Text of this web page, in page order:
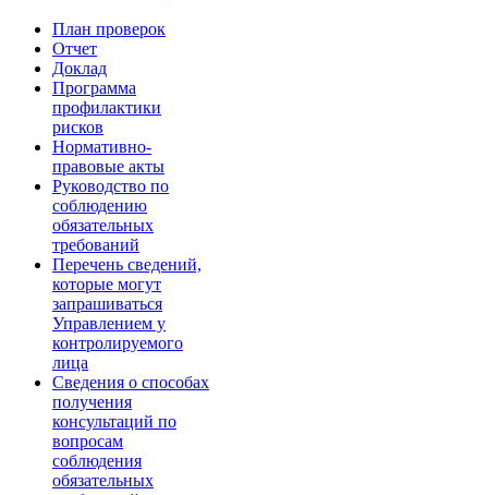
План проверок
Отчет
Доклад
Программа
профилактики
рисков
Нормативно-
правовые акты
Руководство по
соблюдению
обязательных
требований
Перечень сведений,
которые могут
запрашиваться
Управлением у
контролируемого
лица
Сведения о способах
получения
консультаций по
вопросам
соблюдения
обязательных